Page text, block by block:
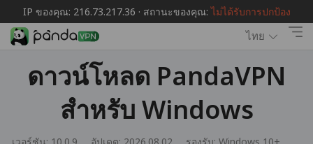
IP ของคุณ: 216.73.217.36 · สถานะของคุณ:ไม่ได้รับการปกป้อง
ไทย
ดาวน์โหลด PandaVPN
สำหรับ Windows